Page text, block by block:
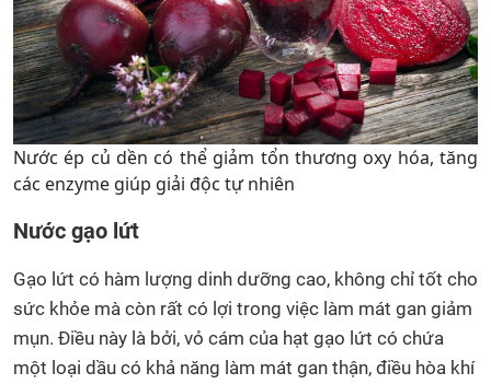
Nước ép củ dền có thể giảm tổn thương oxy hóa, tăng
các enzyme giúp giải độc tự nhiên
Nước gạo lứt
Gạo lứt có hàm lượng dinh dưỡng cao, không chỉ tốt cho
sức khỏe mà còn rất có lợi trong việc làm mát gan giảm
mụn. Điều này là bởi, vỏ cám của hạt gạo lứt có chứa
một loại dầu có khả năng làm mát gan thận, điều hòa khí